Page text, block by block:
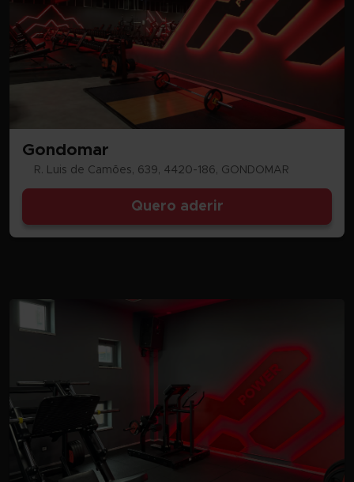
Gondomar
R. Luis de Camões, 639, 4420-186, GONDOMAR
Quero aderir